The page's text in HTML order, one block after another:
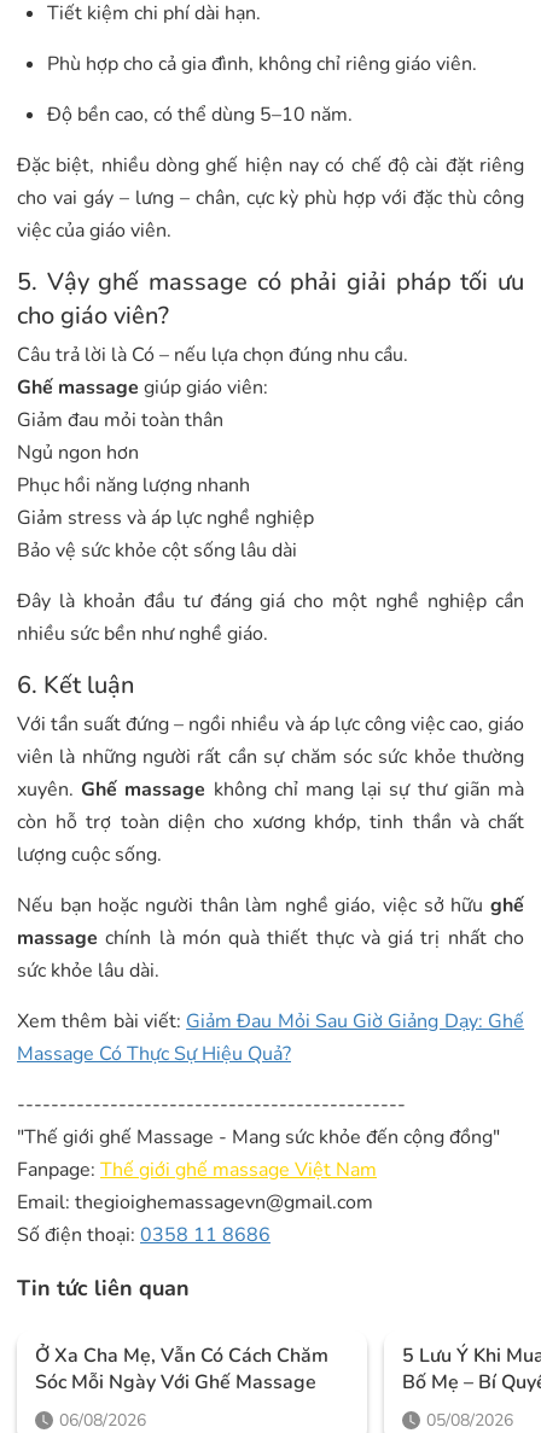
Tiết kiệm chi phí dài hạn.
Phù hợp cho cả gia đình, không chỉ riêng giáo viên.
Độ bền cao, có thể dùng 5–10 năm.
Đặc biệt, nhiều dòng ghế hiện nay có chế độ cài đặt riêng
cho vai gáy – lưng – chân, cực kỳ phù hợp với đặc thù công
việc của giáo viên.
5. Vậy ghế massage có phải giải pháp tối ưu
cho giáo viên?
Câu trả lời là Có – nếu lựa chọn đúng nhu cầu.
Ghế massage giúp giáo viên:
Giảm đau mỏi toàn thân
Ngủ ngon hơn
Phục hồi năng lượng nhanh
Giảm stress và áp lực nghề nghiệp
Bảo vệ sức khỏe cột sống lâu dài
Đây là khoản đầu tư đáng giá cho một nghề nghiệp cần
nhiều sức bền như nghề giáo.
6. Kết luận
Với tần suất đứng – ngồi nhiều và áp lực công việc cao, giáo
viên là những người rất cần sự chăm sóc sức khỏe thường
xuyên.Ghế massage không chỉ mang lại sự thư giãn mà
còn hỗ trợ toàn diện cho xương khớp, tinh thần và chất
lượng cuộc sống.
Nếu bạn hoặc người thân làm nghề giáo, việc sở hữu ghế
massage chính là món quà thiết thực và giá trị nhất cho
sức khỏe lâu dài.
Xem thêm bài viết: Giảm Đau Mỏi Sau Giờ Giảng Dạy: Ghế
Massage Có Thực Sự Hiệu Quả?
----------------------------------------------
"Thế giới ghế Massage - Mang sức khỏe đến cộng đồng"
Fanpage: Thế giới ghế massage Việt Nam
Email: thegioighemassagevn@gmail.com
Số điện thoại: 0358 11 8686
Tin tức liên quan
Ở Xa Cha Mẹ, Vẫn Có Cách Chăm
Sóc Mỗi Ngày Với Ghế Massage
06/08/2026
5 Lưu Ý Khi
Bố Mẹ – Bí
Chăm Sóc Sức
05/08/2026